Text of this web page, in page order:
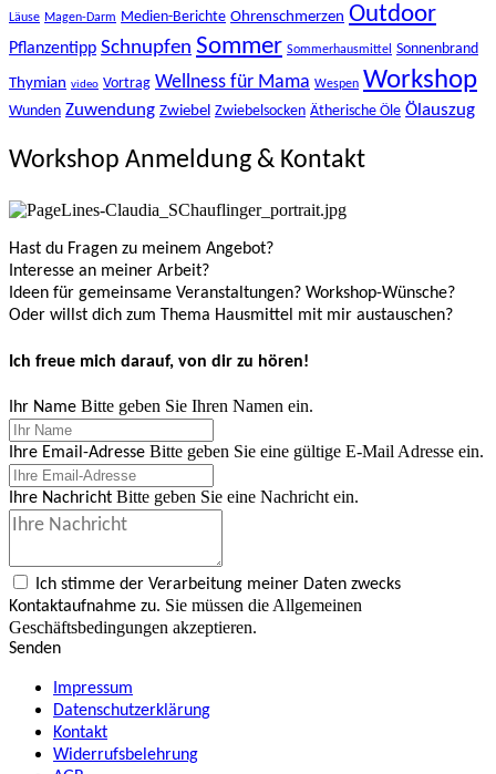
Läuse Magen-Darm Medien-Berichte Ohrenschmerzen Outdoor
Pflanzentipp Schnupfen Sommer Sommerhausmittel Sonnenbrand
Thymian video Vortrag Wellness für Mama Wespen Workshop
Wunden Zuwendung Zwiebel Zwiebelsocken Ätherische Öle Ölauszug
Workshop Anmeldung & Kontakt
Hast du Fragen zu meinem Angebot?
Interesse an meiner Arbeit?
Ideen für gemeinsame Veranstaltungen? Workshop-Wünsche?
Oder willst dich zum Thema Hausmittel mit mir austauschen?
Ich freue mich darauf, von dir zu hören!
Ihr Name Bitte geben Sie Ihren Namen ein.
Ihre Email-Adresse Bitte geben Sie eine gültige E-Mail Adresse ein.
Ihre Nachricht Bitte geben Sie eine Nachricht ein.
Ich stimme der Verarbeitung meiner Daten zwecks
Kontaktaufnahme zu. Sie müssen die Allgemeinen
Geschäftsbedingungen akzeptieren.
Senden
Impressum
Datenschutzerklärung
Kontakt
Widerrufsbelehrung